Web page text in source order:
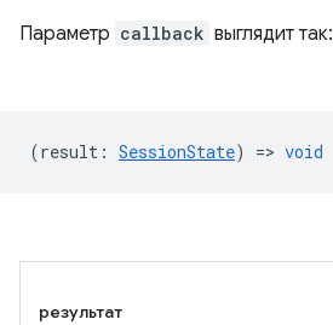
Параметр callback выглядит так:
(result : SessionState) => void
результат